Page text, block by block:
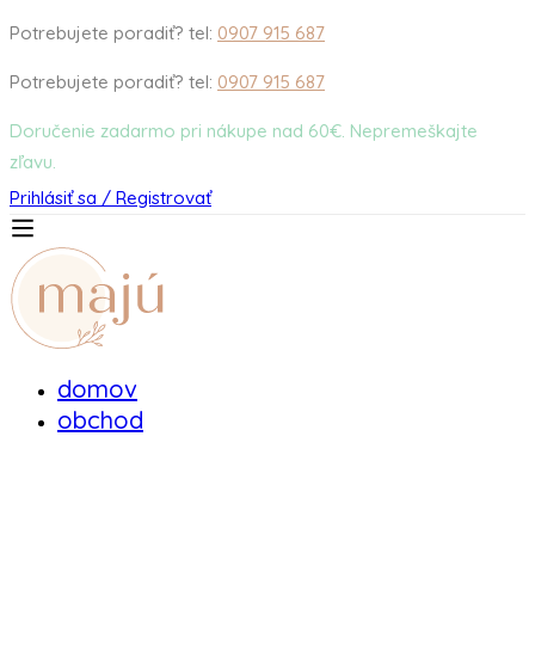
Potrebujete poradiť? tel: 0907 915 687
Potrebujete poradiť? tel: 0907 915 687
Doručenie zadarmo pri nákupe nad 60€. Nepremeškajte
zľavu.
Prihlásiť sa / Registrovať
domov
obchod